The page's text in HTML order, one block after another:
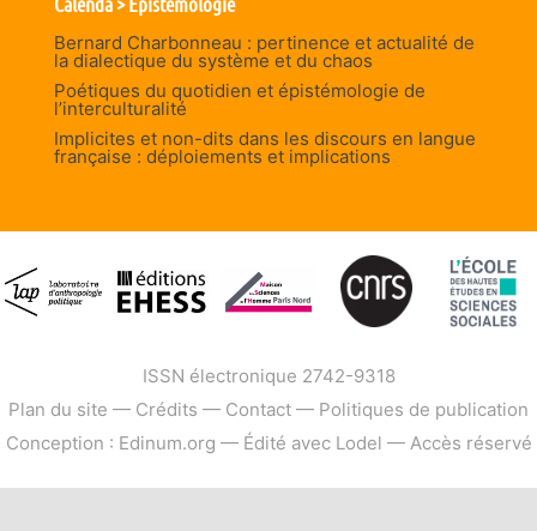
Bernard Charbonneau : pertinence et actualité de
la dialectique du système et du chaos
Poétiques du quotidien et épistémologie de
l’interculturalité
Implicites et non-dits dans les discours en langue
française : déploiements et implications
ISSN électronique 2742-9318
Plan du site — Crédits — Contact — Politiques de publication
Conception : Edinum.org — Édité avec Lodel — Accès réservé